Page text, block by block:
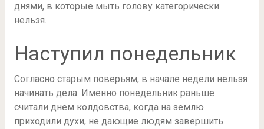
днями, в которые мыть голову категорически
нельзя.
Наступил понедельник
Согласно старым поверьям, в начале недели нельзя
начинать дела. Именно понедельник раньше
считали днем колдовства, когда на землю
приходили духи, не дающие людям завершить